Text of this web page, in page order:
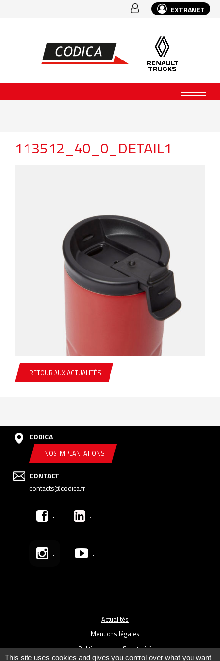
EXTRANET
113512_40_0_DETAIL1
RETOUR AUX ACTUALITÉS
CODICA
NOS IMPLANTATIONS
CONTACT
contacts@codica.fr
. .
. .
Actualités
Mentions légales
Politique de confidentialité
This site uses cookies and gives you control over what you want